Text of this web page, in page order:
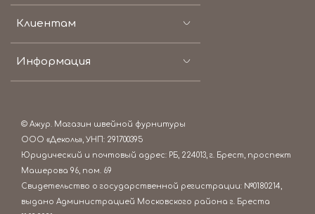
Клиентам
Информация
© Ажур. Магазин швейной фурнитуры
ООО «Деколь», УНП: 291700395
Юридический и почтовый адрес: РБ, 224013, г. Брест, проспект
Машерова 96, пом. 69
Свидетельство о государственной регистрации: №0180214,
выдано Администрацией Московского района г. Бреста